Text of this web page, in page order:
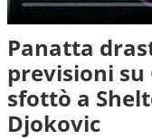
Panatta
previsioni su
sfottò a
Djokovic